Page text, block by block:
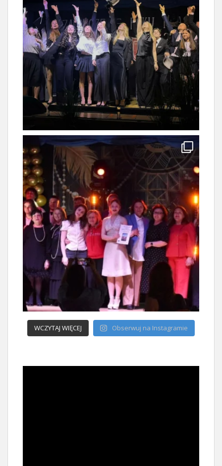
WCZYTAJ WIĘCEJ Obserwuj na Instagramie